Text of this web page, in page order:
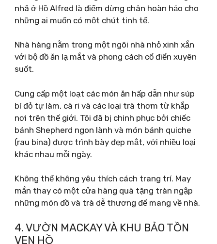
nhã ở Hồ Alfred là điểm dừng chân hoàn hảo cho
những ai muốn có một chút tinh tế.
Nhà hàng nằm trong một ngôi nhà nhỏ xinh xắn
với bộ đồ ăn lạ mắt và phong cách cổ điển xuyên
suốt.
Cung cấp một loạt các món ăn hấp dẫn như súp
bí đỏ tự làm, cà ri và các loại trà thơm từ khắp
nơi trên thế giới. Tôi đã bị chinh phục bởi chiếc
bánh Shepherd ngon lành và món bánh quiche
(rau bina) được trình bày đẹp mắt, với nhiều loại
khác nhau mỗi ngày.
Không thể không yêu thích cách trang trí. May
mắn thay có một cửa hàng quà tặng tràn ngập
những món đồ và trà dễ thương để mang về nhà.
4. VƯỜN MACKAY VÀ KHU BẢO TỒN
VEN HỒ